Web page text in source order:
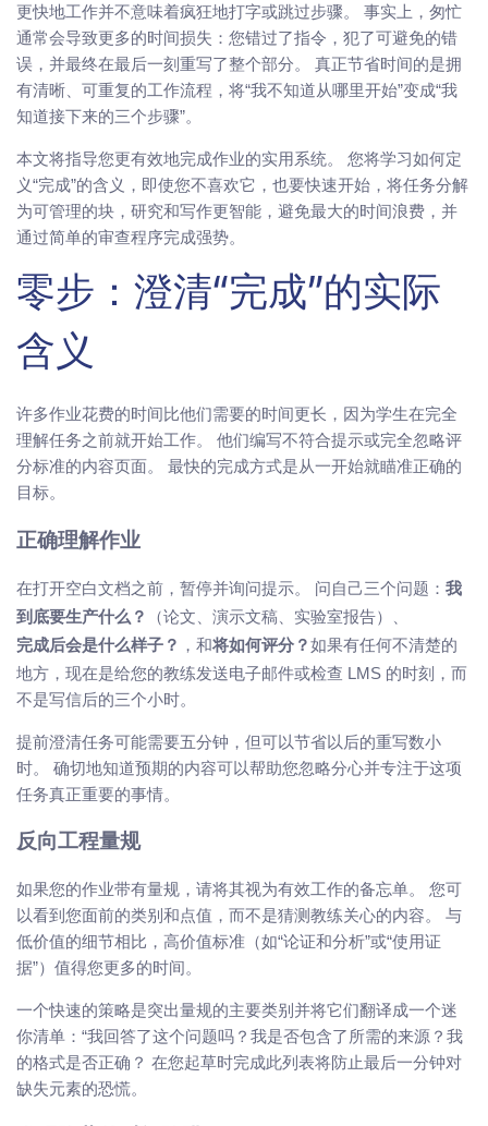
更快地工作并不意味着疯狂地打字或跳过步骤。 事实上，匆忙
通常会导致更多的时间损失：您错过了指令，犯了可避免的错
误，并最终在最后一刻重写了整个部分。 真正节省时间的是拥
有清晰、可重复的工作流程，将“我不知道从哪里开始”变成“我
知道接下来的三个步骤”。
本文将指导您更有效地完成作业的实用系统。 您将学习如何定
义“完成”的含义，即使您不喜欢它，也要快速开始，将任务分解
为可管理的块，研究和写作更智能，避免最大的时间浪费，并
通过简单的审查程序完成强势。
零步：澄清“完成”的实际
含义
许多作业花费的时间比他们需要的时间更长，因为学生在完全
理解任务之前就开始工作。 他们编写不符合提示或完全忽略评
分标准的内容页面。 最快的完成方式是从一开始就瞄准正确的
目标。
正确理解作业
在打开空白文档之前，暂停并询问提示。 问自己三个问题： 我
到底要生产什么？
（论文、演示文稿、实验室报告）、
完成后会是什么样子？ ，和将如何评分？ 如果有任何不清楚的
地方，现在是给您的教练发送电子邮件或检查 LMS 的时刻，而
不是写信后的三个小时。
提前澄清任务可能需要五分钟，但可以节省以后的重写数小
时。 确切地知道预期的内容可以帮助您忽略分心并专注于这项
任务真正重要的事情。
反向工程量规
如果您的作业带有量规，请将其视为有效工作的备忘单。 您可
以看到您面前的类别和点值，而不是猜测教练关心的内容。 与
低价值的细节相比，高价值标准（如“论证和分析”或“使用证
据”）值得您更多的时间。
一个快速的策略是突出量规的主要类别并将它们翻译成一个迷
你清单：“我回答了这个问题吗？我是否包含了所需的来源？我
的格式是否正确？ 在您起草时完成此列表将防止最后一分钟对
缺失元素的恐慌。